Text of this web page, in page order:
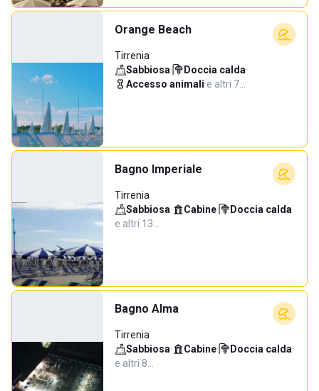
Orange Beach
Tirrenia
Sabbiosa· Doccia calda·
Accesso animali·e altri 7…
Bagno Imperiale
Tirrenia
Sabbiosa· Cabine· Doccia calda·
e altri 13…
Bagno Alma
Tirrenia
Sabbiosa· Cabine· Doccia calda·
e altri 8…